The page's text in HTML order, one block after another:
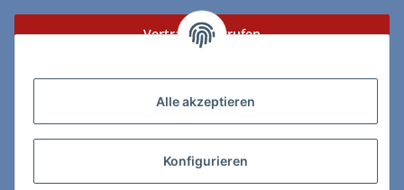
Alle akzeptieren
Konfigurieren
Vertrag widerrufen